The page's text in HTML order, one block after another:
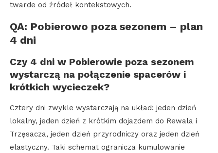
twarde od źródeł kontekstowych.
QA: Pobierowo poza sezonem – plan
4 dni
Czy 4 dni w Pobierowie poza sezonem
wystarczą na połączenie spacerów i
krótkich wycieczek?
Cztery dni zwykle wystarczają na układ: jeden dzień
lokalny, jeden dzień z krótkim dojazdem do Rewala i
Trzęsacza, jeden dzień przyrodniczy oraz jeden dzień
elastyczny. Taki schemat ogranicza kumulowanie